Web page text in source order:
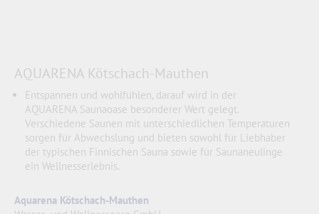
AQUARENA Kötschach-Mauthen
Entspannen und wohlfühlen, darauf wird in der
AQUARENA Saunaoase besonderer Wert gelegt.
Verschiedene Saunen mit unterschiedlichen Temperaturen
sorgen für Abwechslung und bieten sowohl für Liebhaber
der typischen Finnischen Sauna sowie für Saunaneulinge
ein Wellnesserlebnis.
Aquarena Kötschach-Mauthen